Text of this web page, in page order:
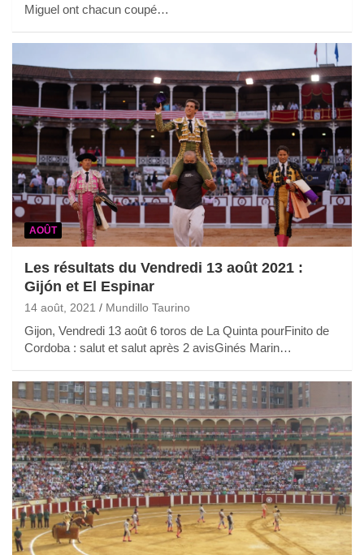
Miguel ont chacun coupé…
AOÛT
Les résultats du Vendredi 13 août 2021 :
Gijón et El Espinar
14 août, 2021 Mundillo Taurino
Gijon, Vendredi 13 août 6 toros de La Quinta pourFinito de
Cordoba : salut et salut après 2 avisGinés Marin…